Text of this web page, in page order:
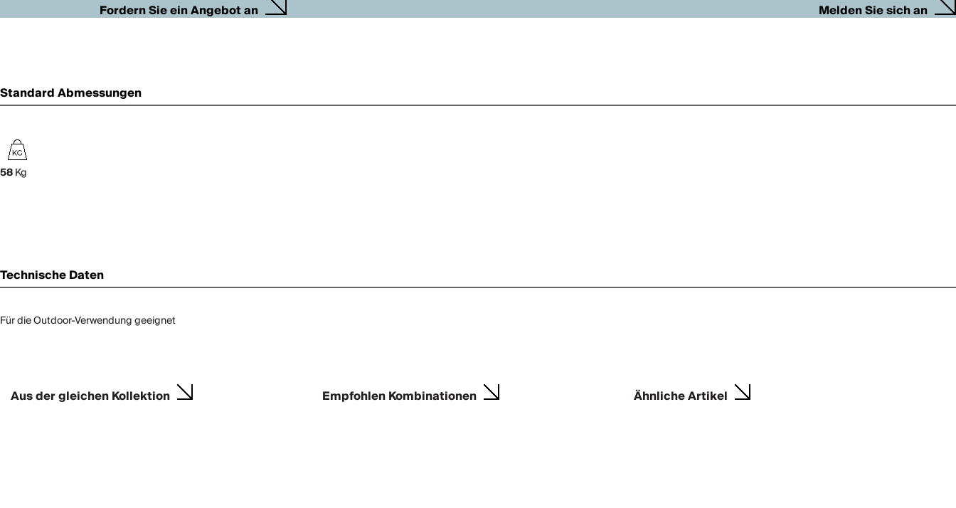
Fordern Sie ein Angebot an Melden Sie sich an
Standard Abmessungen
58Kg
Technische Daten
Für die Outdoor-Verwendung geeignet
Aus der gleichen Kollektion Empfohlen Kombinationen Ähnliche Artikel